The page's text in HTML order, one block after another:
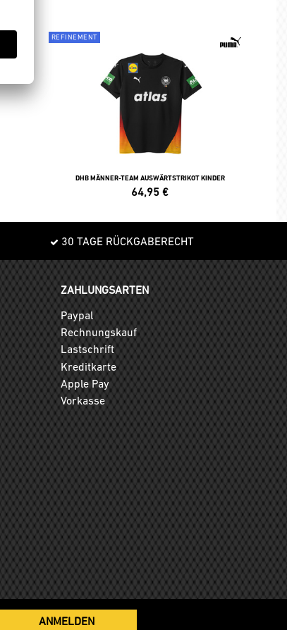
REFINEMENT
DHB MÄNNER-TEAM AUSWÄRTSTRIKOT KINDER
64,95 €
30 TAGE RÜCKGABERECHT
ZAHLUNGSARTEN
Paypal
Rechnungskauf
Lastschrift
Kreditkarte
Apple Pay
Vorkasse
ANMELDEN